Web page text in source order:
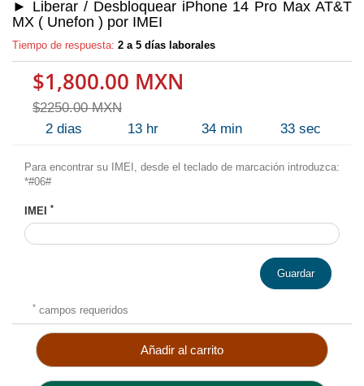
► Liberar / Desbloquear iPhone 14 Pro Max AT&T
MX ( Unefon ) por IMEI
Tiempo de respuesta: 2 a 5 días laborales
$1,800.00 MXN
$2250.00 MXN
2 dias 13 hr 34 min 33 sec
Para encontrar su IMEI, desde el teclado de marcación introduzca:
*#06#
IMEI *
Guardar
* campos requeridos
Añadir al carrito